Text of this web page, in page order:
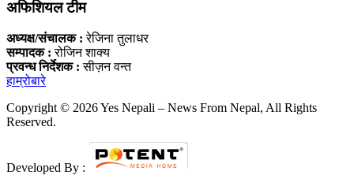
अफिशियल टीम
अध्यक्ष/संचालक : रेजिना तुलाधर
सम्पादक : रोजिन शाक्य
प्रवन्ध निर्देशक : सीज़न वन्त
हाम्रोबारे
Copyright © 2026 Yes Nepali – News From Nepal, All Rights
Reserved.
Developed By :